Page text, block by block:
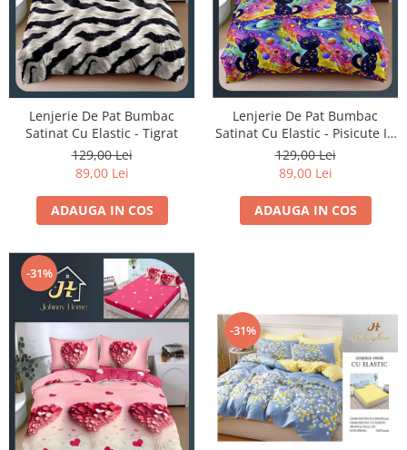
Lenjerie De Pat Bumbac
Satinat Cu Elastic - Tigrat
129,00 Lei
89,00 Lei
ADAUGA IN COS
Lenjerie De Pat Bumbac
Satinat Cu Elastic - Pisicute In
Spatiu Colorat
129,00 Lei
89,00 Lei
ADAUGA IN COS
-31%
-31%